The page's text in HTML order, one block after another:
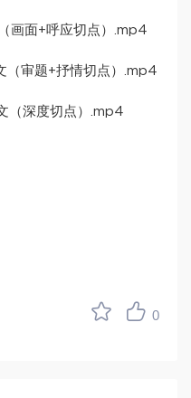
画面+呼应切点）.mp4
（审题+抒情切点）.mp4
（深度切点）.mp4
0